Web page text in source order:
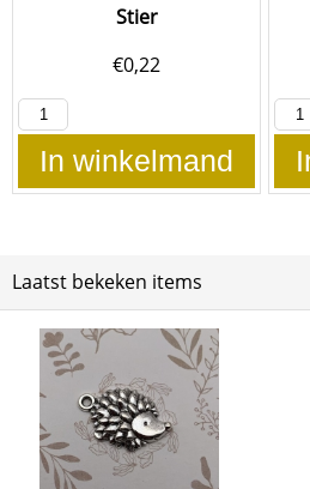
Stier
€0,22
In winkelmand
Laatst bekeken items